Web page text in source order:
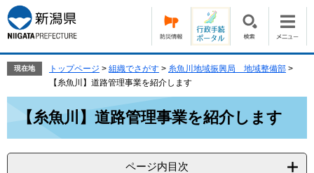
ー
ジ
の
で
ニ
ュ
ー
ば
本
文
現在地 トップページ > 組織でさがす > 糸魚川地域振興局 地域整備部 >
【糸魚川】道路管理事業を紹介します
【糸魚川】道路管理事業を紹介します
ページ内目次